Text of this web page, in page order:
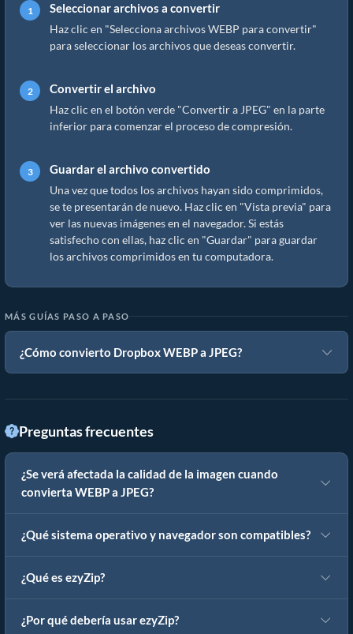
Seleccionar archivos a convertir
Haz clic en "Selecciona archivos WEBP para convertir"
para seleccionar los archivos que deseas convertir.
Convertir el archivo
Haz clic en el botón verde "Convertir a JPEG" en la parte
inferior para comenzar el proceso de compresión.
Guardar el archivo convertido
Una vez que todos los archivos hayan sido comprimidos,
se te presentarán de nuevo. Haz clic en "Vista previa" para
ver las nuevas imágenes en el navegador. Si estás
satisfecho con ellas, haz clic en "Guardar" para guardar
los archivos comprimidos en tu computadora.
MÁS GUÍAS PASO A PASO
¿Cómo convierto Dropbox WEBP a JPEG?
Preguntas frecuentes
¿Se verá afectada la calidad de la imagen cuando
convierta WEBP a JPEG?
¿Qué sistema operativo y navegador son compatibles?
¿Qué es ezyZip?
¿Por qué debería usar ezyZip?